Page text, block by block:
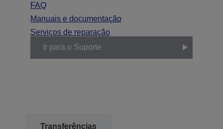
FAQ
Manuais e documentação
Serviços de reparação
Ir para o Suporte
Transferências